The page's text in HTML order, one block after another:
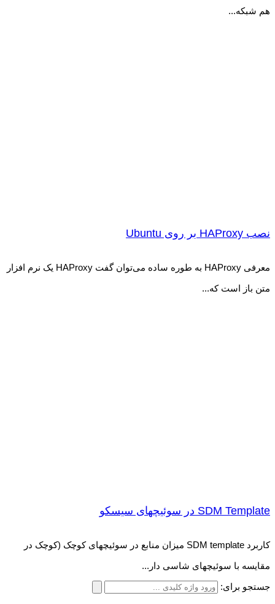
هم شبکه...
نصب HAProxy بر روی Ubuntu
معرفی HAProxy به طوره ساده می‌توان گفت HAProxy یک نرم افزار
متن باز است که...
SDM Template در سوئیچهای سیسکو
کاربرد SDM template میزان منابع در سوئیچهای کوچک (کوچک در
مقایسه با سوئیچهای شاسی دار...
جستجو برای: